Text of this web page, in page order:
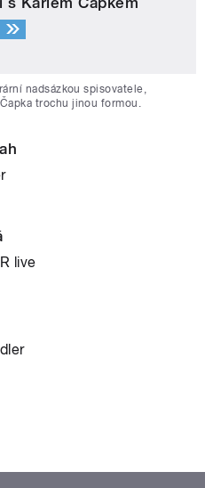
nadsázkou spisovatele,
trochu jinou formou.
live